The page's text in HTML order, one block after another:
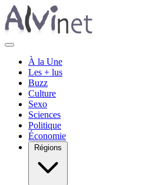
À la Une
Les + lus
Buzz
Culture
Sexo
Sciences
Politique
Économie
Régions